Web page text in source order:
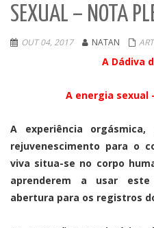
SEXUAL – NOTA
OUT 04, 2017 NATAN
A Dádiva
A energia sexual
A experiência
rejuvenescimento para o
viva situa-se no corpo
aprenderem a usar
abertura para os registros